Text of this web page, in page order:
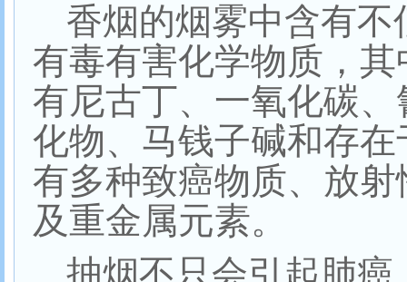
香烟的烟雾中含有不
有毒有害化学物质，
有尼古丁、一氧化碳
化物、马钱子碱和存
有多种致癌物质、放
及重金属元素。
抽烟不只会引起肺癌